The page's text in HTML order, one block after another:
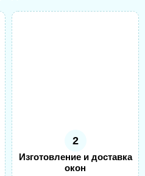
2
Изготовление и доставка
окон